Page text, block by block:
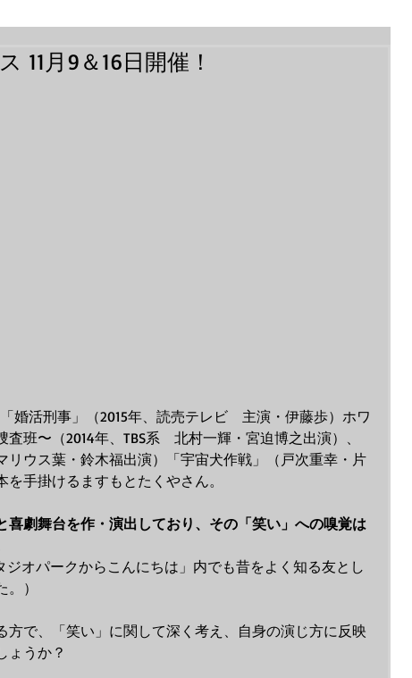
11月9＆16日開催！
「婚活刑事」（2015年、読売テレビ　主演・伊藤歩）ホワ
班〜（2014年、TBS系　北村一輝・宮迫博之出演）、
リウス葉・鈴木福出演）「宇宙犬作戦」（戸次重幸・片
手掛けるますもとたくやさん。
喜劇舞台を作・演出しており、その「笑い」への嗅覚は
ジオパークからこんにちは」内でも昔をよく知る友とし
）
方で、「笑い」に関して深く考え、自身の演じ方に反映
ょうか？